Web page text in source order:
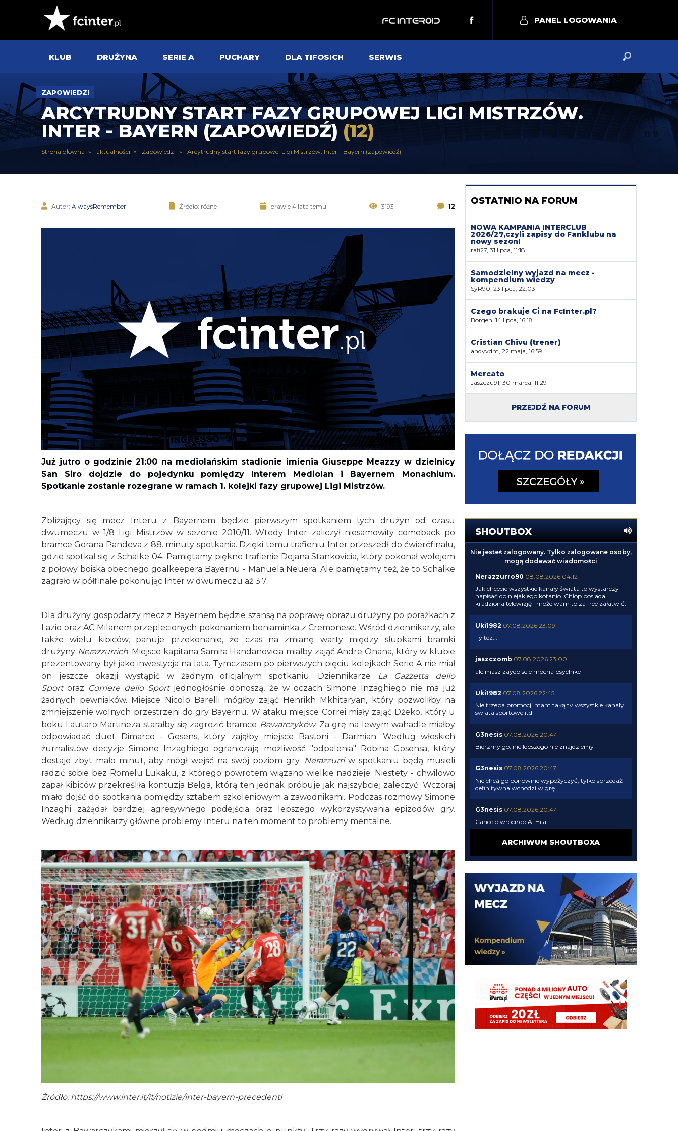
PANEL LOGOWANIA
KLUB DRUŻYNA SERIE A PUCHARY DLA TIFOSICH SERWIS
ZAPOWIEDZI
ARCYTRUDNY START FAZY GRUPOWEJ LIGI MISTRZÓW.
INTER - BAYERN (ZAPOWIEDŹ) (12)
Strona główna aktualności Zapowiedzi Arcytrudny start fazy grupowej Ligi Mistrzów. Inter - Bayern (zapowiedź)
Autor: AlwaysRemember Źródło: różne prawie 4 lata temu 3193 12
Już jutro o godzinie 21:00 na mediolańskim stadionie imienia Giuseppe Meazzy w dzielnicy
San Siro dojdzie do pojedynku pomiędzy Interem Mediolan i Bayernem Monachium.
Spotkanie zostanie rozegrane w ramach 1. kolejki fazy grupowej Ligi Mistrzów.
Zbliżający się mecz Interu z Bayernem będzie pierwszym spotkaniem tych drużyn od czasu
dwumeczu w 1/8 Ligi Mistrzów w sezonie 2010/11. Wtedy Inter zaliczył niesamowity comeback po
bramce Gorana Pandeva z 88. minuty spotkania. Dzięki temu trafieniu Inter przeszedł do ćwierćfinału,
gdzie spotkał się z Schalke 04. Pamiętamy piękne trafienie Dejana Stankovicia, który pokonał wolejem
z połowy boiska obecnego goalkeepera Bayernu - Manuela Neuera. Ale pamiętamy też, że to Schalke
zagrało w półfinale pokonując Inter w dwumeczu aż 3:7.
Dla drużyny gospodarzy mecz z Bayernem będzie szansą na poprawę obrazu drużyny po porażkach z
Lazio oraz AC Milanem przeplecionych pokonaniem beniaminka z Cremonese. Wśród dziennikarzy, ale
także wielu kibiców, panuje przekonanie, że czas na zmianę warty między słupkami bramki
drużyny Nerazzurrich. Miejsce kapitana Samira Handanovicia miałby zająć Andre Onana, który w klubie
prezentowany był jako inwestycja na lata. Tymczasem po pierwszych pięciu kolejkach Serie A nie miał
on jeszcze okazji wystąpić w żadnym oficjalnym spotkaniu. Dziennikarze La Gazzetta dello
Sportoraz Corriere dello Sport jednogłośnie donoszą, że w oczach Simone Inzaghiego nie ma już
żadnych pewniaków. Miejsce Nicolo Barelli mógłby zająć Henrikh Mkhitaryan, który pozwoliłby na
zmniejszenie wolnych przestrzeni do gry Bayernu. W ataku miejsce Correi miały zająć Dżeko, który u
boku Lautaro Martineza starałby się zagrozić bramce Bawarczyków. Za grę na lewym wahadle miałby
odpowiadać duet Dimarco - Gosens, który zająłby miejsce Bastoni - Darmian. Według włoskich
żurnalistów decyzje Simone Inzaghiego ograniczają możliwość "odpalenia" Robina Gosensa, który
dostaje zbyt mało minut, aby mógł wejść na swój poziom gry. Nerazzurriw spotkaniu będą musieli
radzić sobie bez Romelu Lukaku, z którego powrotem wiązano wielkie nadzieje. Niestety - chwilowo
zapał kibiców przekreśliła kontuzja Belga, którą ten jednak próbuje jak najszybciej zaleczyć. Wczoraj
miało dojść do spotkania pomiędzy sztabem szkoleniowym a zawodnikami. Podczas rozmowy Simone
Inzaghi zażądał bardziej agresywnego podejścia oraz lepszego wykorzystywania epizodów gry.
Według dziennikarzy główne problemy Interu na ten moment to problemy mentalne.
Źródło: https://www.inter.it/it/notizie/inter-bayern-precedenti
OSTATNIO NA FORUM
NOWA KAMPANIA INTERCLUB
2026/27,czyli zapisy do Fanklubu na
nowy sezon!
rafi27, 31 lipca, 11:18
Samodzielny wyjazd na mecz -
kompendium wiedzy
SyR90, 23 lipca, 22:03
Czego brakuje Ci na FcInter.pl?
Borgen, 14 lipca, 16:18
Cristian Chivu (trener)
andyvdm, 22 maja, 16:59
Mercato
Jaszczu91, 30 marca, 11:29
PRZEJDŹ NA FORUM
SHOUTBOX
Nie jesteś zalogowany. Tylko zalogowane osoby,
mogą dodawać wiadomości
Nerazzurro90 08.08.2026 04:12
Jak chcecie wszystkie kanały świata to wystarczy
napisać do niejakiego kotanio. Chłop posiada
kradziona telewizję i może wam to za free załatwić.
Uki1982 07.08.2026 23:09
Ty tez...
jaszczomb 07.08.2026 23:00
ale masz zayebiscie mocna psychike
Uki1982 07.08.2026 22:45
Nie trzeba promocji mam taką tv wszystkie kanaly
swiata sportowe itd
G3nesis 07.08.2026 20:47
Bierzmy go, nic lepszego nie znajdziemy
G3nesis 07.08.2026 20:47
Nie chcą go ponownie wypożyczyć, tylko sprzedaż
definitywna wchodzi w grę
G3nesis 07.08.2026 20:47
Cancelo wrócił do Al Hilal
Nerazzurro90 07.08.2026 19:42
Botmon publicznie czci zmarlego bandyte
piscitelliego brak slow obraz nedzy i rozpaczy
G3nesis 07.08.2026 19:15
Jak tam Adriano, co słychać
07.08.2026 19:15
FENDI_SOSA
07.08.2026 18:56
Adriano ty already dead a nie forever he xd
FENDI_SOSA 07.08.2026 18:56
Oleeks ciśnij go he
Adriano_forever 07.08.2026 18:30
ARCHIWUM SHOUTBOXA